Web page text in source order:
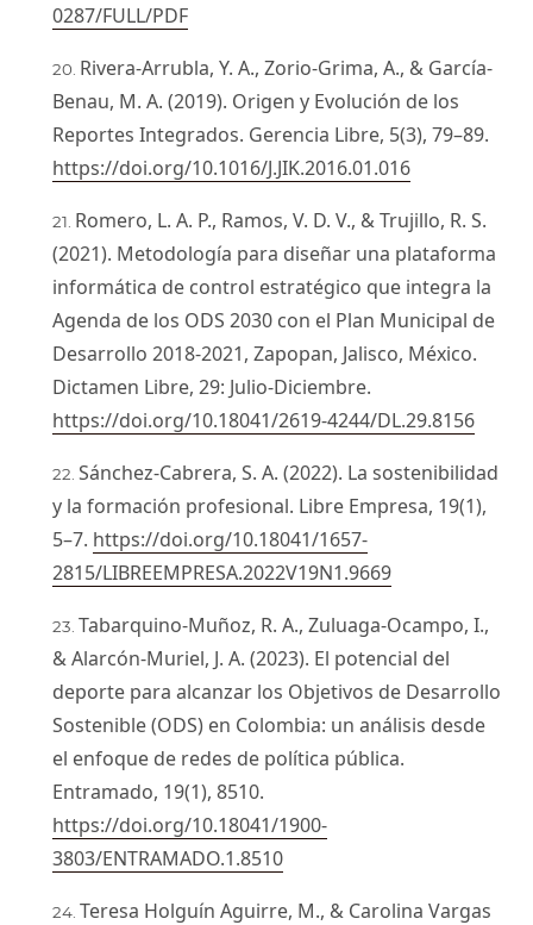
0287/FULL/PDF
Rivera-Arrubla, Y. A., Zorio-Grima, A., & García-
Benau, M. A. (2019). Origen y Evolución de los
Reportes Integrados. Gerencia Libre, 5(3), 79–89.
https://doi.org/10.1016/J.JIK.2016.01.016
Romero, L. A. P., Ramos, V. D. V., & Trujillo, R. S.
(2021). Metodología para diseñar una plataforma
informática de control estratégico que integra la
Agenda de los ODS 2030 con el Plan Municipal de
Desarrollo 2018-2021, Zapopan, Jalisco, México.
Dictamen Libre, 29: Julio-Diciembre.
https://doi.org/10.18041/2619-4244/DL.29.8156
Sánchez-Cabrera, S. A. (2022). La sostenibilidad
y la formación profesional. Libre Empresa, 19(1),
5–7. https://doi.org/10.18041/1657-
2815/LIBREEMPRESA.2022V19N1.9669
Tabarquino-Muñoz, R. A., Zuluaga-Ocampo, I.,
& Alarcón-Muriel, J. A. (2023). El potencial del
deporte para alcanzar los Objetivos de Desarrollo
Sostenible (ODS) en Colombia: un análisis desde
el enfoque de redes de política pública.
Entramado, 19(1), 8510.
https://doi.org/10.18041/1900-
3803/ENTRAMADO.1.8510
Teresa Holguín Aguirre, M., & Carolina Vargas